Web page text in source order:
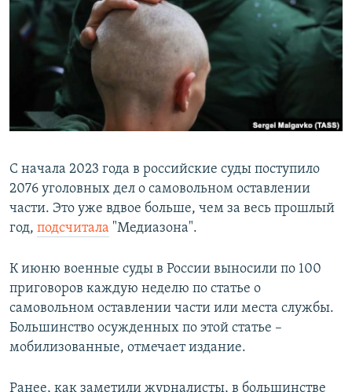
РАСПИСАНИЕ ВЕЩАНИЯ
ПОДПИШИТЕСЬ НА РАССЫЛКУ
СОЦИАЛЬНЫЕ СЕТИ
Все сайты РСЕ/РС
С начала 2023 года в российские суды поступило
2076 уголовных дел о самовольном оставлении
части. Это уже вдвое больше, чем за весь прошлый
год, подсчитала "Медиазона".
К июню военные суды в России выносили по 100
приговоров каждую неделю по статье о
самовольном оставлении части или места службы.
Большинство осужденных по этой статье –
мобилизованные, отмечает издание.
Ранее, как заметили журналисты, в большинстве